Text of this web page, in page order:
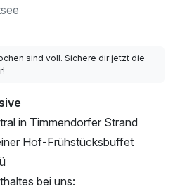
sind voll. Sichere dir jetzt die
in Timmendorfer Strand
Hof-Frühstücksbuffet
bei uns: